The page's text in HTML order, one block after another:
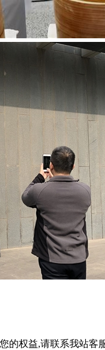
的权益,请联系我站客